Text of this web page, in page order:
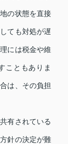
の状態を直接
ても対処が遅
には税金や維
こともありま
は、その負担
有されている
針の決定が難